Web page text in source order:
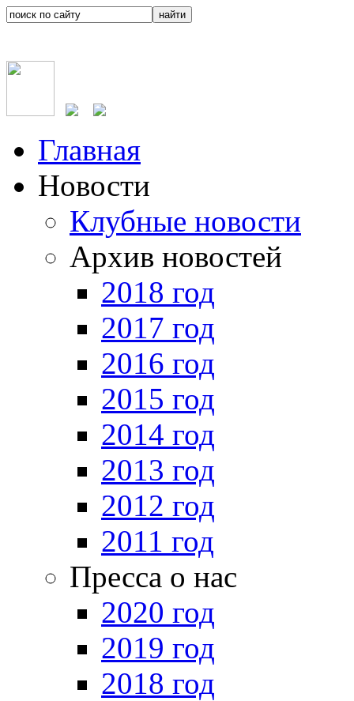
Главная
Новости
Клубные новости
Архив новостей
2018 год
2017 год
2016 год
2015 год
2014 год
2013 год
2012 год
2011 год
Пресса о нас
2020 год
2019 год
2018 год